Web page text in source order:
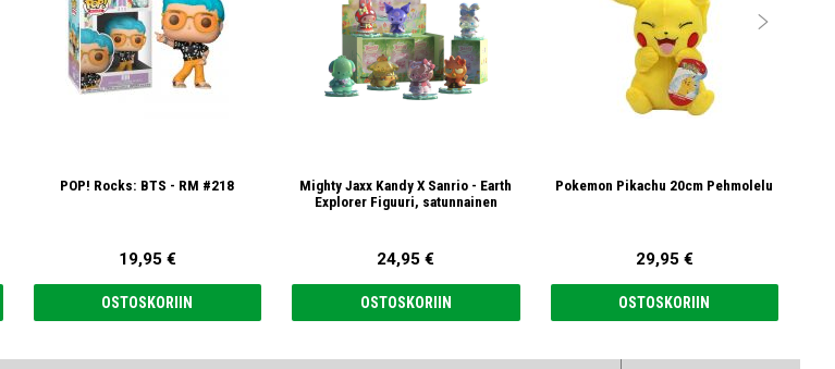
POP! Rocks: BTS - RM #218
19,95 €
OSTOSKORIIN
Mighty Jaxx Kandy X Sanrio - Earth
Explorer Figuuri, satunnainen
24,95 €
OSTOSKORIIN
Pokemon Pikachu 20cm Pehmolelu
29,95 €
OSTOSKORIIN
